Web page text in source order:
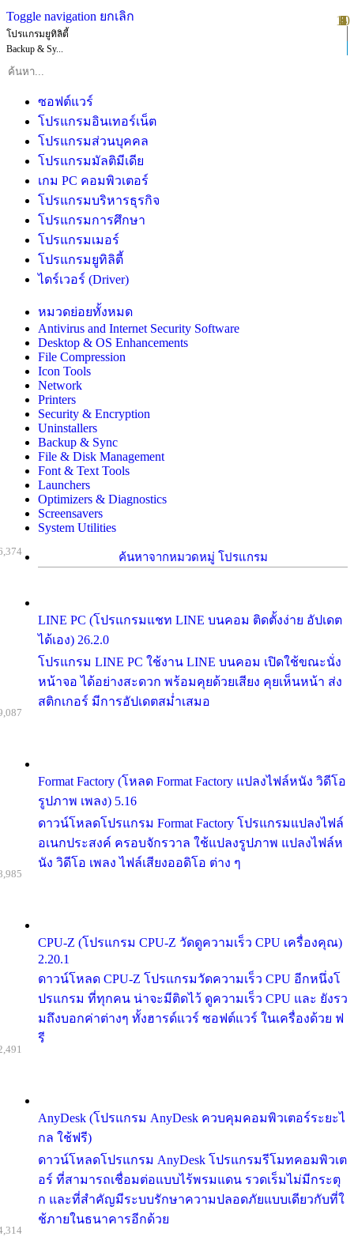
Toggle navigation ยกเลิก
โปรแกรมยูทิลิตี้
Backup & Sy...
ซอฟต์แวร์
โปรแกรมอินเทอร์เน็ต
โปรแกรมส่วนบุคคล
โปรแกรมมัลติมีเดีย
เกม PC คอมพิวเตอร์
โปรแกรมบริหารธุรกิจ
โปรแกรมการศึกษา
โปรแกรมเมอร์
โปรแกรมยูทิลิตี้
ไดร์เวอร์ (Driver)
หมวดย่อยทั้งหมด
Antivirus and Internet Security Software
Desktop & OS Enhancements
File Compression
Icon Tools
Network
Printers
Security & Encryption
Uninstallers
Backup & Sync
File & Disk Management
Font & Text Tools
Launchers
Optimizers & Diagnostics
Screensavers
System Utilities
ค้นหาจากหมวดหมู่ โปรแกรม
LINE PC (โปรแกรมแชท LINE บนคอม ติดตั้งง่าย อัปเดต
ได้เอง) 26.2.0
โปรแกรม LINE PC ใช้งาน LINE บนคอม เปิดใช้ขณะนั่ง
หน้าจอ ได้อย่างสะดวก พร้อมคุยด้วยเสียง คุยเห็นหน้า ส่ง
สติกเกอร์ มีการอัปเดตสม่ำเสมอ
Format Factory (โหลด Format Factory แปลงไฟล์หนัง วิดีโอ
รูปภาพ เพลง) 5.16
ดาวน์โหลดโปรแกรม Format Factory โปรแกรมแปลงไฟล์
อเนกประสงค์ ครอบจักรวาล ใช้แปลงรูปภาพ แปลงไฟล์ห
นัง วิดีโอ เพลง ไฟล์เสียงออดิโอ ต่าง ๆ
CPU-Z (โปรแกรม CPU-Z วัดดูความเร็ว CPU เครื่องคุณ)
2.20.1
ดาวน์โหลด CPU-Z โปรแกรมวัดความเร็ว CPU อีกหนึ่งโ
ปรแกรม ที่ทุกคน น่าจะมีติดไว้ ดูความเร็ว CPU และ ยังรว
มถึงบอกค่าต่างๆ ทั้งฮารด์แวร์ ซอฟต์แวร์ ในเครื่องด้วย ฟ
รี
AnyDesk (โปรแกรม AnyDesk ควบคุมคอมพิวเตอร์ระยะไ
กล ใช้ฟรี)
ดาวน์โหลดโปรแกรม AnyDesk โปรแกรมรีโมทคอมพิวเต
อร์ ที่สามารถเชื่อมต่อแบบไร้พรมแดน รวดเร็มไม่มีกระตุ
ก และที่สำคัญมีระบบรักษาความปลอดภัยแบบเดียวกับที่ใ
ช้ภายในธนาคารอีกด้วย
1
2
3
4
5
6
7
8
9
10